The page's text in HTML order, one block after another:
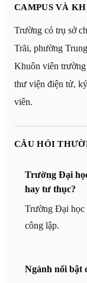
CAMPUS VÀ
Trường có trụ sở
Trãi, phường
Khuôn viên trường
thư viện điện tử,
viên.
CÂU HỎI
Trường Đại
hay tư thục?
Trường Đại
công lập.
Ngành nổi bật